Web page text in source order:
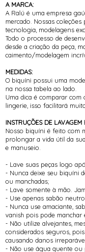
A MARCA:
A Ralú é uma empresa
mercado. Nossas
tecnologia, modelagens
Todo o processo de
desde a criação da peça,
caimento/modelagem
MEDIDAS:
O biquíni possui uma
na nossa tabela ao lado.
Uma dica é comparar
lingerie, isso facilitará
INSTRUÇÕES DE LAVAGEM
Nosso biquíni é feito com
prolongar a vida útil da
e manuseio.
- Lave suas peças logo
- Nunca deixe seu biquíni
ou manchadas;
- Lave somente à mão.
- Use apenas sabão
- Nunca use amaciante,
vanish pois pode manchar
- Não utilize alvejantes,
considerados seguros,
causando danos
- Não use água quente ou